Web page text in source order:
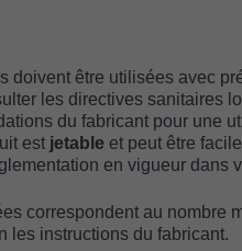
doivent être utilisées avec
les directives sanitaires
du fabricant pour une
est jetable et peut être
en vigueur dans
correspondent au nombre
les instructions du fabricant.